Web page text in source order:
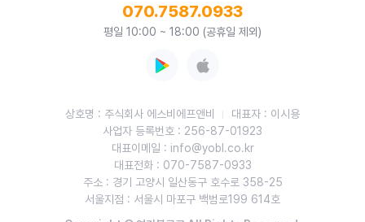
070.7587.0933
평일 10:00 ~ 18:00 (공휴일 제외)
상호명 : 주식회사 에스비에프앤비
대표자 : 이시용
사업자 등록번호 : 256-87-01923
대표이메일 : info@yobl.co.kr
대표전화 : 070-7587-0933
주소 : 경기 고양시 일산동구 호수로 358-25
서울지점 : 서울시 마포구 백범로199 614호